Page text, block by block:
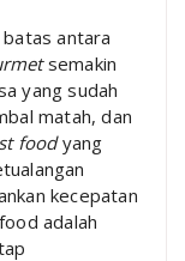
antara
semakin
yang sudah
matah, dan
foodyang
kecepatan
adalah